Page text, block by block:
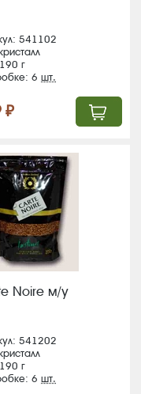
541102
г
6шт.
₽
Noire м/у
541202
г
6шт.